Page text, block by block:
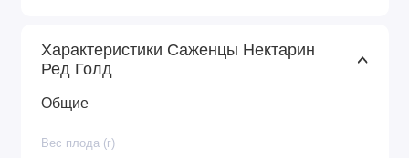
50 - 60 кг с растения
Уход и посадка Самой подходящей почвой для
культуры считается суглинок или супесь. Не подойдет
посадки растения на месте, где отмечается высокое
Характеристики Саженцы Нектарин
Ред Голд
Общие
Вес плода (г)